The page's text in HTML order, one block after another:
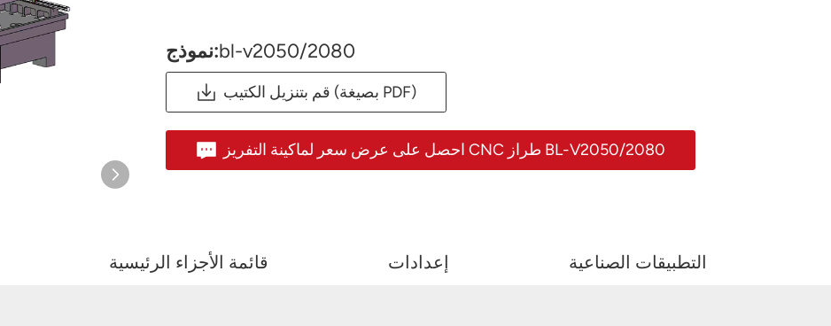
نموذج:bl-v2050/2080
احصل على عرض سعر لماكينة التفريز CNC طراز BL-V2050/2080
قم بتنزيل الكتيب (بصيغة PDF)
قائمة الأجزاء الرئيسية إعدادات التطبيقات الصناعية